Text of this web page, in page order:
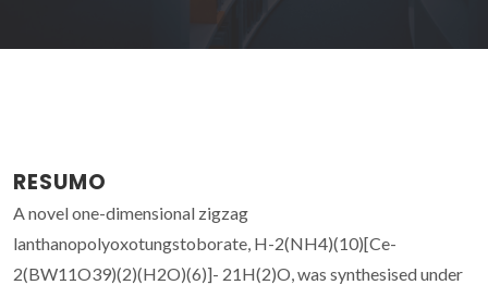
RESUMO
A novel one-dimensional zigzag
lanthanopolyoxotungstoborate, H-2(NH4)(10)[Ce-
2(BW11O39)(2)(H2O)(6)]- 21H(2)O, was synthesised under